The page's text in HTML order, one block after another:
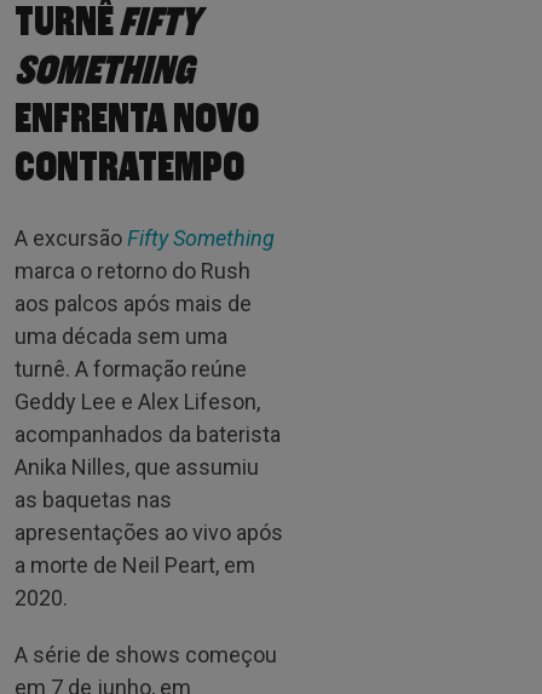
TURNÊFIFTY
SOMETHING
ENFRENTA NOVO
CONTRATEMPO
A excursãoFifty Something
marca o retorno do Rush
aos palcos após mais de
uma década sem uma
turnê. A formação reúne
Geddy Lee e Alex Lifeson,
acompanhados da baterista
Anika Nilles, que assumiu
as baquetas nas
apresentações ao vivo após
a morte de Neil Peart, em
2020.
A série de shows começou
em 7 de junho, em